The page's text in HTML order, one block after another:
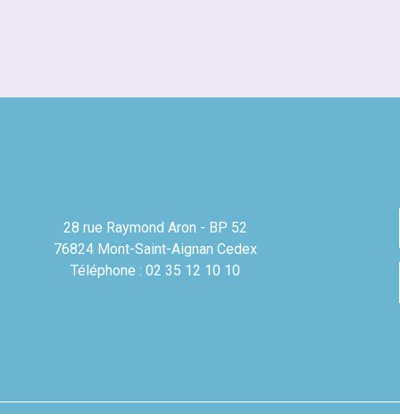
28 rue Raymond Aron - BP 52
76824 Mont-Saint-Aignan Cedex
Téléphone : 02 35 12 10 10